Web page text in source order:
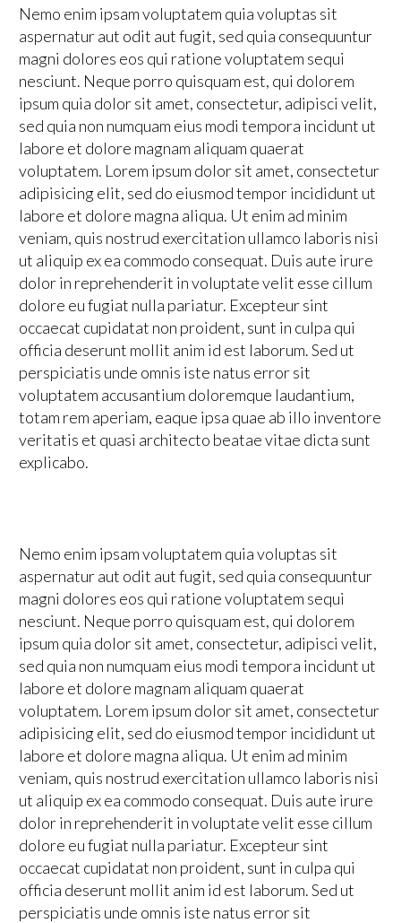
Nemo enim ipsam voluptatem quia voluptas sit
aspernatur aut odit aut fugit, sed quia consequuntur
magni dolores eos qui ratione voluptatem sequi
nesciunt. Neque porro quisquam est, qui dolorem
ipsum quia dolor sit amet, consectetur, adipisci velit,
sed quia non numquam eius modi tempora incidunt ut
labore et dolore magnam aliquam quaerat
voluptatem. Lorem ipsum dolor sit amet, consectetur
adipisicing elit, sed do eiusmod tempor incididunt ut
labore et dolore magna aliqua. Ut enim ad minim
veniam, quis nostrud exercitation ullamco laboris nisi
ut aliquip ex ea commodo consequat. Duis aute irure
dolor in reprehenderit in voluptate velit esse cillum
dolore eu fugiat nulla pariatur. Excepteur sint
occaecat cupidatat non proident, sunt in culpa qui
officia deserunt mollit anim id est laborum. Sed ut
perspiciatis unde omnis iste natus error sit
voluptatem accusantium doloremque laudantium,
totam rem aperiam, eaque ipsa quae ab illo inventore
veritatis et quasi architecto beatae vitae dicta sunt
explicabo.
Nemo enim ipsam voluptatem quia voluptas sit
aspernatur aut odit aut fugit, sed quia consequuntur
magni dolores eos qui ratione voluptatem sequi
nesciunt. Neque porro quisquam est, qui dolorem
ipsum quia dolor sit amet, consectetur, adipisci velit,
sed quia non numquam eius modi tempora incidunt ut
labore et dolore magnam aliquam quaerat
voluptatem. Lorem ipsum dolor sit amet, consectetur
adipisicing elit, sed do eiusmod tempor incididunt ut
labore et dolore magna aliqua. Ut enim ad minim
veniam, quis nostrud exercitation ullamco laboris nisi
ut aliquip ex ea commodo consequat. Duis aute irure
dolor in reprehenderit in voluptate velit esse cillum
dolore eu fugiat nulla pariatur. Excepteur sint
occaecat cupidatat non proident, sunt in culpa qui
officia deserunt mollit anim id est laborum. Sed ut
perspiciatis unde omnis iste natus error sit